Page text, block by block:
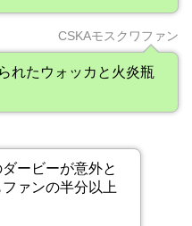
CSKAモスクワファン
れたウォッカと火炎瓶
ービーが意外と
ァンの半分以上